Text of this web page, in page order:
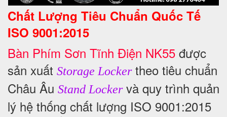
Chất Lượng Tiêu Chuẩn Quốc Tế
ISO 9001:2015
Bàn Phím Sơn Tĩnh Điện NK55 được
sản xuất Storage Lockertheo tiêu chuẩn
Châu Âu Stand Lockervà quy trình quản
lý hệ thống chất lượng ISO 9001:2015